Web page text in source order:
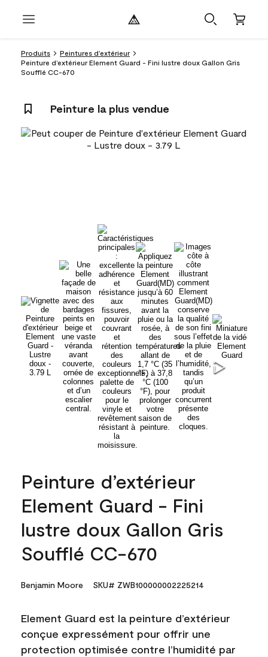
Produits
Peintures d’extérieur
Peinture d’extérieur Element Guard - Fini lustre doux Gallon Gris
Soufflé CC-670
Peinture la plus vendue
Peinture d’extérieur
Element Guard - Fini
lustre doux Gallon Gris
Soufflé CC-670
Benjamin Moore SKU# ZWB100000002225214
Element Guard est la peinture d’extérieur
conçue expressément pour offrir une
protection optimisée contre l’humidité par